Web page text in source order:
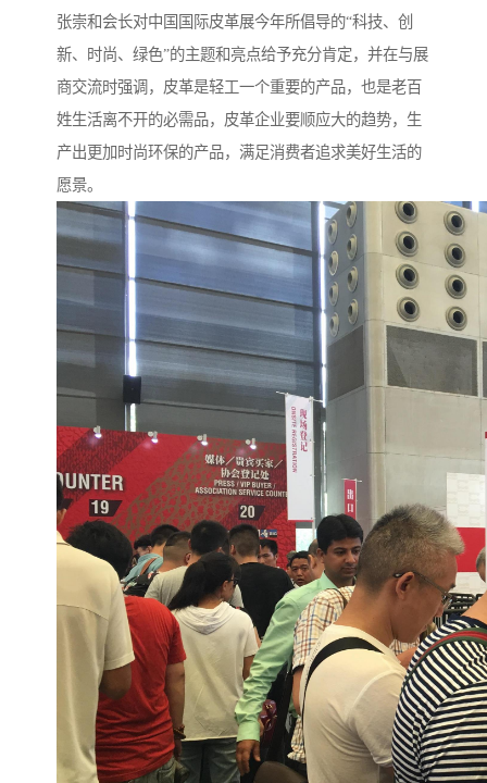
张崇和会长对中国国际皮革展今年所倡导的“科技、创
新、时尚、绿色”的主题和亮点给予充分肯定，并在与展
商交流时强调，皮革是轻工一个重要的产品，也是老百
姓生活离不开的必需品，皮革企业要顺应大的趋势，生
产出更加时尚环保的产品，满足消费者追求美好生活的
愿景。